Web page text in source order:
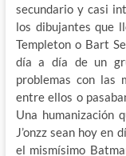
secundario y casi
los dibujantes que
Templeton o Bart
día a día de un
problemas con las
entre ellos o
Una humanización
J’onzz sean hoy en
el mismísimo